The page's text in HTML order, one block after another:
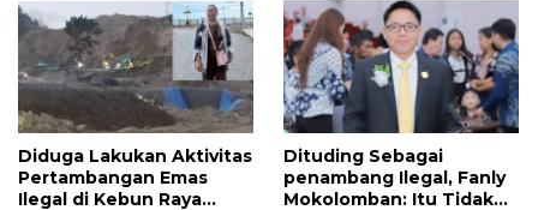
Mitra
Diduga Lakukan Aktivitas
Pertambangan Emas
Ilegal di Kebun Raya
Dituding Sebagai
penambang Ilegal, Fanly
Mokolomban: Itu Tidak